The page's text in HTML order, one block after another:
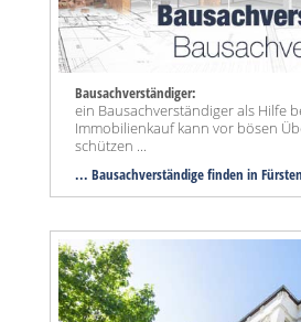
Bausachverständiger:
ein Bausachverständiger als Hilfe
Immobilienkauf kann vor bösen
schützen ...
... Bausachverständige finden in